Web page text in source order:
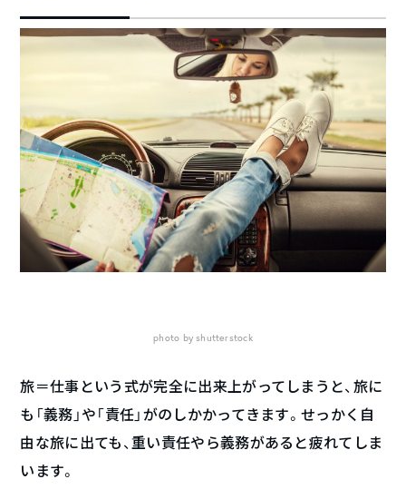
photo by shutterstock
旅＝仕事という式が完全に出来上がってしまうと、旅に
も「義務」や「責任」がのしかかってきます。せっかく自
由な旅に出ても、重い責任やら義務があると疲れてしま
います。